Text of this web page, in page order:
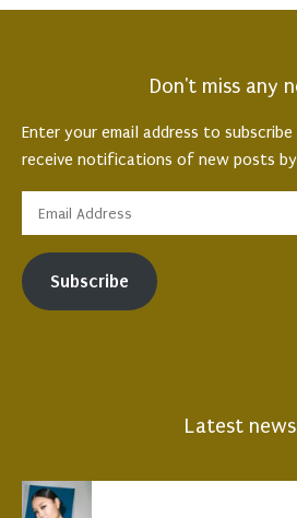
Don't miss any
Enter your email address to
receive notifications of new posts by
Subscribe
Latest